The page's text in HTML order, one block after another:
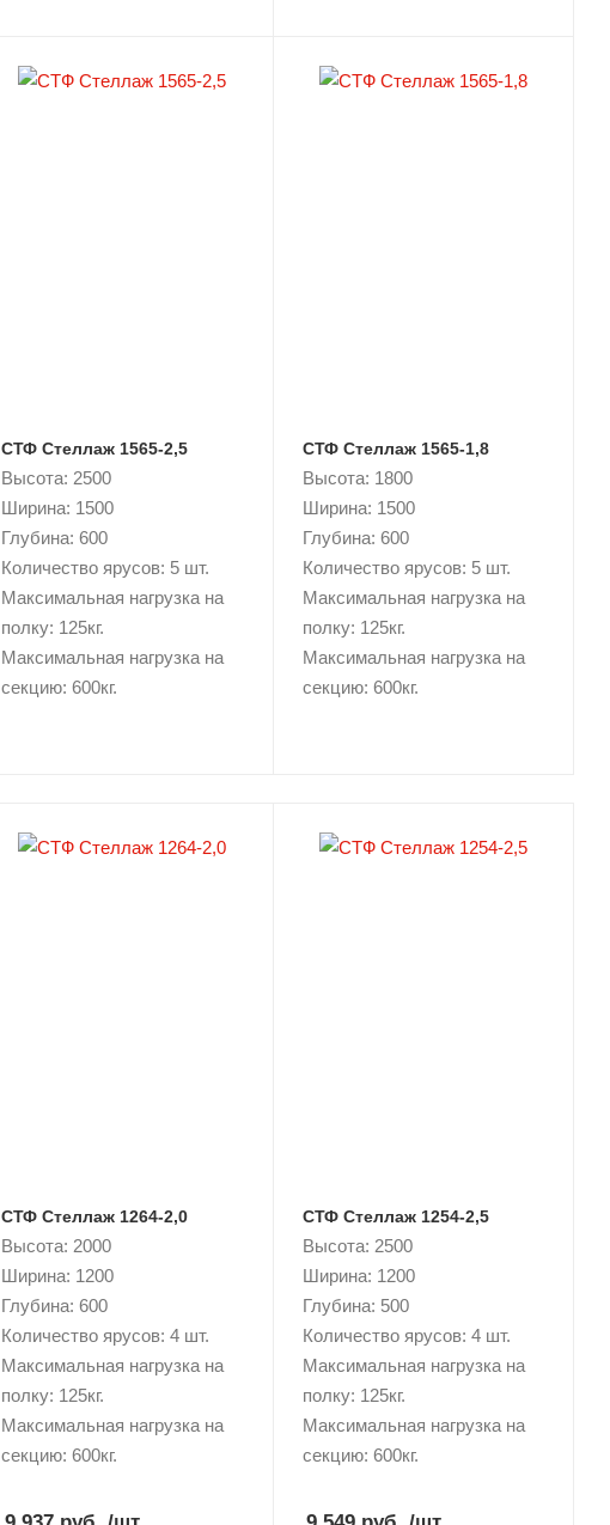
СТФ Стеллаж 1565-2,5
Высота: 2500
Ширина: 1500
Глубина: 600
Количество ярусов: 5 шт.
Максимальная нагрузка на
полку: 125кг.
Максимальная нагрузка на
секцию: 600кг.
СТФ Стеллаж 1565-1,8
Высота: 1800
Ширина: 1500
Глубина: 600
Количество ярусов: 5 шт.
Максимальная нагрузка на
полку: 125кг.
Максимальная нагрузка на
секцию: 600кг.
СТФ Стеллаж 1264-2,0
Высота: 2000
Ширина: 1200
Глубина: 600
Количество ярусов: 4 шт.
Максимальная нагрузка на
полку: 125кг.
Максимальная нагрузка на
секцию: 600кг.
СТФ Стеллаж 1254-2,5
Высота: 2500
Ширина: 1200
Глубина: 500
Количество ярусов: 4 шт.
Максимальная нагрузка на
полку: 125кг.
Максимальная нагрузка на
секцию: 600кг.